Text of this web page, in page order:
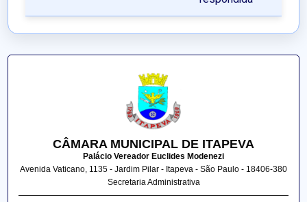
CÂMARA MUNICIPAL DE ITAPEVA
Palácio Vereador Euclides Modenezi
Avenida Vaticano, 1135 - Jardim Pilar - Itapeva - São Paulo - 18406-380
Secretaria Administrativa